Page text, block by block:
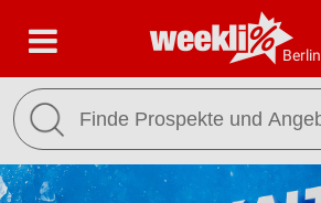
Berlin